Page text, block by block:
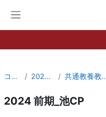
コース 2024以前 共通教養
2024 前期_池CP